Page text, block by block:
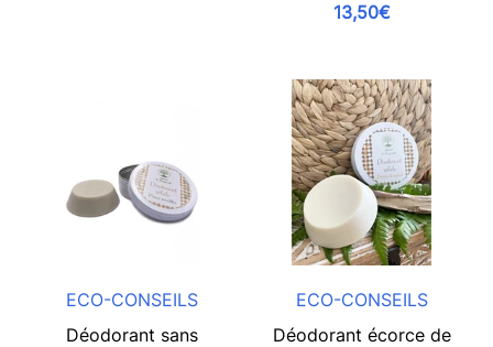
13,50€
ECO-CONSEILS
Déodorant sans
ECO-CONSEILS
Déodorant écorce de